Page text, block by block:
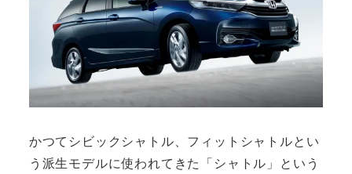
かつてシビックシャトル、フィットシャトルとい
う派生モデルに使われてきた「シャトル」という